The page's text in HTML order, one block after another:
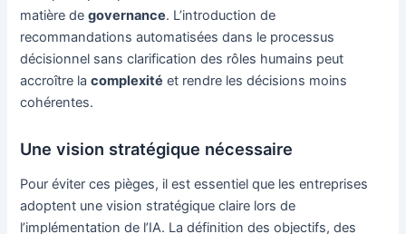
matière degovernance. L’introduction de
recommandations automatisées dans le processus
décisionnel sans clarification des rôles humains peut
accroître lacomplexité et rendre les décisions moins
cohérentes.
Une vision stratégique nécessaire
Pour éviter ces pièges, il est essentiel que les entreprises
adoptent une vision stratégique claire lors de
l’implémentation de l’IA. La définition des objectifs, des